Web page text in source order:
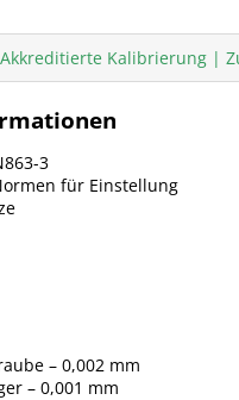
Akkreditierte Kalibrierung |
3
für Einstellung
– 0,002 mm
– 0,001 mm